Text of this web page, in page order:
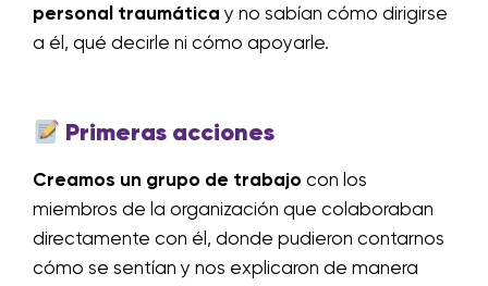
personal traumática y no sabían cómo dirigirse
a él, qué decirle ni cómo apoyarle.
Primeras acciones
Creamos un grupo de trabajo con los
miembros de la organización que colaboraban
directamente con él, donde pudieron contarnos
cómo se sentían y nos explicaron de manera